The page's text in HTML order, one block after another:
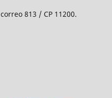
813 / CP 11200.